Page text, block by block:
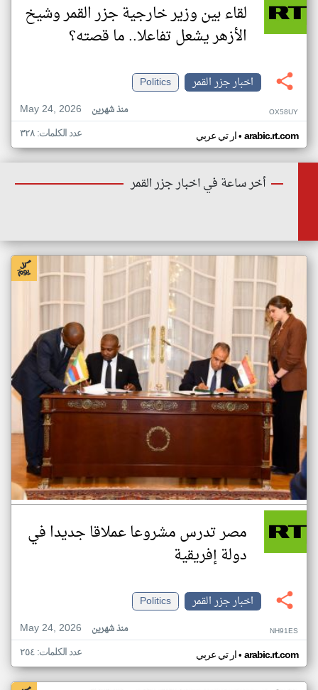
لقاء بين وزير خارجية جزر القمر وشيخ
الأزهر يشعل تفاعلا.. ما قصته؟
اخبار جزر القمر
Politics
May 24, 2026
منذ شهرين OX58UY
ار تي عربي• arabic.rt.com عدد الكلمات: ٣٢٨
أخر ساعة في اخبار جزر القمر
مصر تدرس مشروعا عملاقا جديدا في
دولة إفريقية
اخبار جزر القمر
Politics
May 24, 2026
منذ شهرين NH91ES
ار تي عربي• arabic.rt.com عدد الكلمات: ٢٥٤